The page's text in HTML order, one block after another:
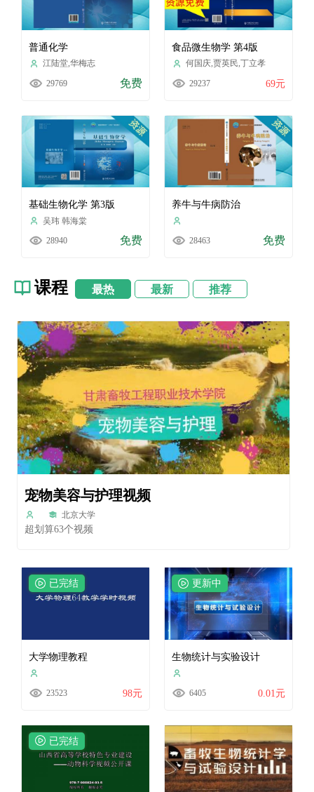
普通化学
江陆堂,华梅志
29769 免费
食品微生物学 第4版
何国庆,贾英民,丁立孝
29237 69元
基础生物化学 第3版
吴玮 韩海棠
28940 免费
养牛与牛病防治
28463 免费
课程 最热 最新 推荐
宠物美容与护理视频
北京大学
超划算63个视频
已完结
大学物理教程
23523 98元
更新中
生物统计与实验设计
6405 0.01元
已完结